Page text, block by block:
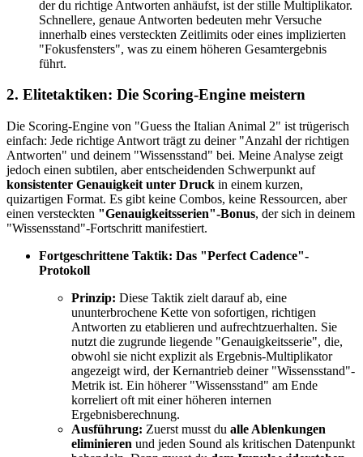
der du richtige Antworten anhäufst, ist der stille Multiplikator.
Schnellere, genaue Antworten bedeuten mehr Versuche
innerhalb eines versteckten Zeitlimits oder eines implizierten
"Fokusfensters", was zu einem höheren Gesamtergebnis
führt.
2. Elitetaktiken: Die Scoring-Engine meistern
Die Scoring-Engine von "Guess the Italian Animal 2" ist trügerisch
einfach: Jede richtige Antwort trägt zu deiner "Anzahl der richtigen
Antworten" und deinem "Wissensstand" bei. Meine Analyse zeigt
jedoch einen subtilen, aber entscheidenden Schwerpunkt auf
konsistenter Genauigkeit unter Druck in einem kurzen,
quizartigen Format. Es gibt keine Combos, keine Ressourcen, aber
einen versteckten "Genauigkeitsserien"-Bonus, der sich in deinem
"Wissensstand"-Fortschritt manifestiert.
Fortgeschrittene Taktik: Das "Perfect Cadence"-
Protokoll
Prinzip: Diese Taktik zielt darauf ab, eine
ununterbrochene Kette von sofortigen, richtigen
Antworten zu etablieren und aufrechtzuerhalten. Sie
nutzt die zugrunde liegende "Genauigkeitsserie", die,
obwohl sie nicht explizit als Ergebnis-Multiplikator
angezeigt wird, der Kernantrieb deiner "Wissensstand"-
Metrik ist. Ein höherer "Wissensstand" am Ende
korreliert oft mit einer höheren internen
Ergebnisberechnung.
Ausführung: Zuerst musst du alle Ablenkungen
eliminieren und jeden Sound als kritischen Datenpunkt